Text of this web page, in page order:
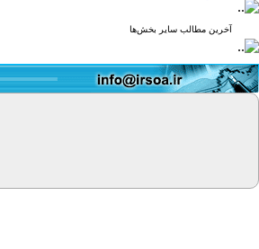
آخرین مطالب سایر بخش‌ها